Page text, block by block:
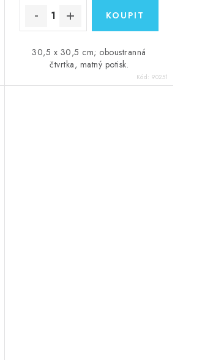
30,5 x 30,5 cm; oboustranná
čtvrtka, matný potisk.
Kód:90251